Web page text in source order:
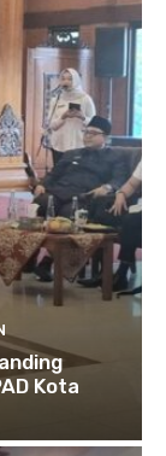
Kota